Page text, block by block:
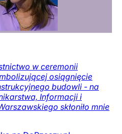
w ceremonii
osiągnięcie
budowli - na
Informacji i
skłoniło mnie